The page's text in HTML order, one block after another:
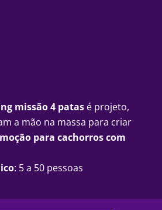
missão 4 patas é projeto,
a mão na massa para criar
para cachorros com
: 5 a 50 pessoas